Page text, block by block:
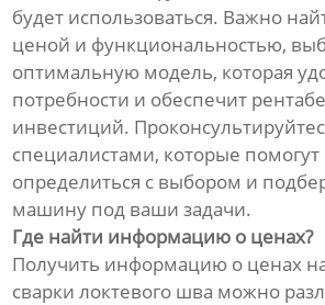
будет использоваться. Важно
ценой и функциональностью,
оптимальную модель, которая
потребности и обеспечит
инвестиций.
специалистами, которые помогут
определиться с выбором и
машину под ваши задачи.
Где найти информацию о ценах?
Получить информацию о ценах
сварки локтевого шва можно